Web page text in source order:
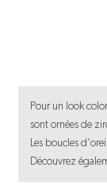
Pour un look
sont ornées de
Les boucles
Découvrez